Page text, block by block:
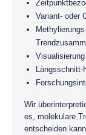
Variant- oder
Längsschnitt-
Wir
es, molekulare
entscheiden